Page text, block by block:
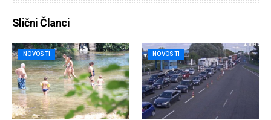
Slični Članci
NOVOSTI NOVOSTI